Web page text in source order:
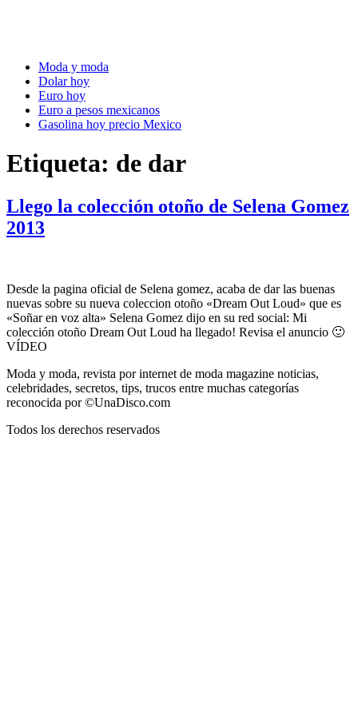
Moda y moda
Dolar hoy
Euro hoy
Euro a pesos mexicanos
Gasolina hoy precio Mexico
Etiqueta: de dar
Llego la colección otoño de Selena Gomez
2013
Desde la pagina oficial de Selena gomez, acaba de dar las buenas
nuevas sobre su nueva coleccion otoño «Dream Out Loud» que es
«Soñar en voz alta» Selena Gomez dijo en su red social: Mi
colección otoño Dream Out Loud ha llegado! Revisa el anuncio 🙂
VÍDEO
Moda y moda, revista por internet de moda magazine noticias,
celebridades, secretos, tips, trucos entre muchas categorías
reconocida por ©UnaDisco.com
Todos los derechos reservados